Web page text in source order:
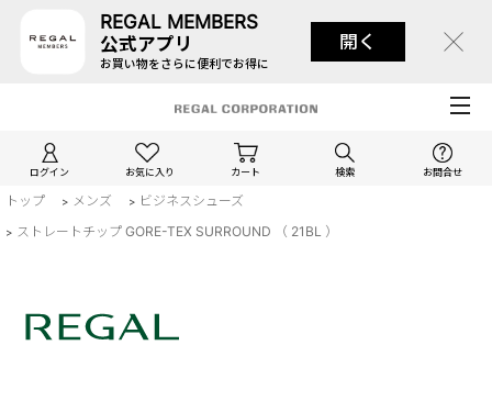
REGAL MEMBERS
公式アプリ
お買い物をさらに便利でお得に
開く
ログイン お気に入り カート 検索 お問合せ
トップ > メンズ > ビジネスシューズ
> ストレートチップ GORE-TEX SURROUND （ 21BL ）